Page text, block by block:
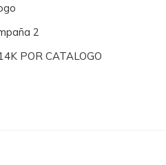
2
POR CATALOGO